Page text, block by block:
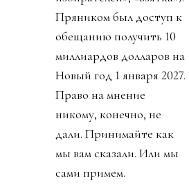
Пряником был доступ к
обещанию получить 10
миллиардов долларов на
Новый год 1 января 2027.
Право на мнение
никому, конечно, не
дали. Принимайте как
мы вам сказали. Или мы
сами примем.